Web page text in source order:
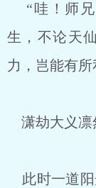
“哇！师兄
生，不论天
力，岂能有所
潇劫大义凛
此时一道阳